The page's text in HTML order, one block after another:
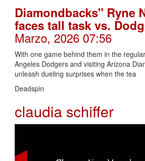
Diamondbacks" Ryne
faces tall task vs.
Marzo, 2026 07:56
With one game behind them in the
Angeles Dodgers and visiting Arizona
unleash dueling surprises when the tea
Deadspin
claudia schiffer